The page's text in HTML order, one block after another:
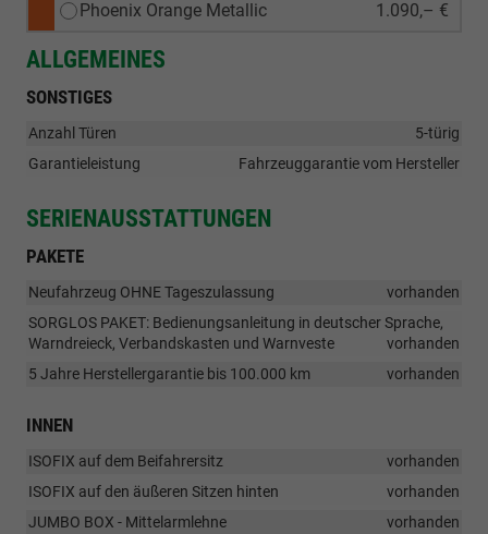
Phoenix Orange Metallic 1.090,– €
ALLGEMEINES
SONSTIGES
Anzahl Türen
5-türig
Garantieleistung
Fahrzeuggarantie vom Hersteller
SERIENAUSSTATTUNGEN
PAKETE
Neufahrzeug OHNE Tageszulassung
vorhanden
SORGLOS PAKET: Bedienungsanleitung in deutscher Sprache,
Warndreieck, Verbandskasten und Warnveste
vorhanden
5 Jahre Herstellergarantie bis 100.000 km
vorhanden
INNEN
ISOFIX auf dem Beifahrersitz
vorhanden
ISOFIX auf den äußeren Sitzen hinten
vorhanden
JUMBO BOX - Mittelarmlehne
vorhanden